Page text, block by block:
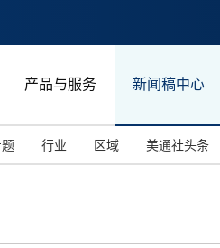
产品与服务 新闻稿中心
行业 区域 美通社头条